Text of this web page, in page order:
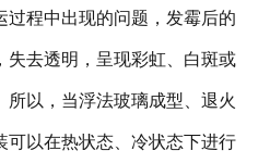
过程中出现的问题，发霉后的
失去透明，呈现彩虹、白斑或
所以，当浮法玻璃成型、退火
可以在热状态、冷状态下进行